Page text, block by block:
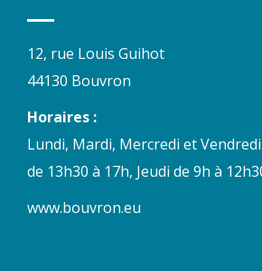
12, rue Louis Guihot
44130 Bouvron
Horaires :
Lundi, Mardi, Mercredi et
de 13h30 à 17h, Jeudi de 9h à
www.bouvron.eu